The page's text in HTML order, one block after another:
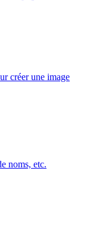
créer une image
noms, etc.